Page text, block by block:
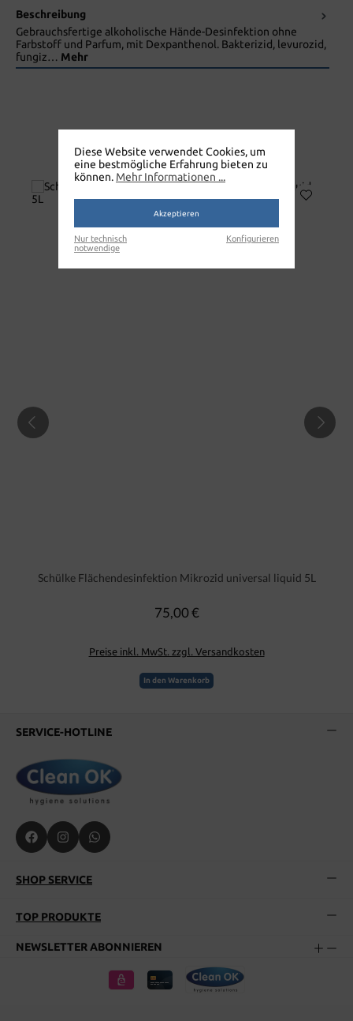
Beschreibung
Gebrauchsfertige alkoholische Hände-Desinfektion ohne
Farbstoff und Parfum, mit Dexpanthenol. Bakterizid, levurozid,
fungiz… Mehr
DESINFEKTION DESMANOL
Schülke Flächendesinfektion Mikrozid universal liquid 5L
Regulärer Preis:
75,00 €
Preise inkl. MwSt. zzgl. Versandkosten
In den Warenkorb
SERVICE-HOTLINE
SHOP SERVICE
TOP PRODUKTE
NEWSLETTER ABONNIEREN
Diese Website verwendet Cookies, um
eine bestmögliche Erfahrung bieten zu
können. Mehr Informationen ...
Akzeptieren
Nur technisch
notwendige
Konfigurieren